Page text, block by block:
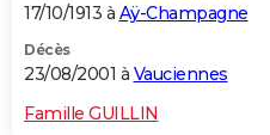
17/10/1913 à Aÿ-Champagne
Décès
23/08/2001 à Vauciennes
Famille GUILLIN